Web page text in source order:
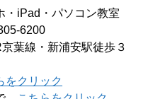
・iPad・パソコン教室
6200
葉線・新浦安駅徒歩３
をクリック